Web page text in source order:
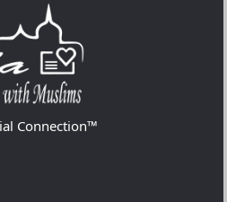
Connection™